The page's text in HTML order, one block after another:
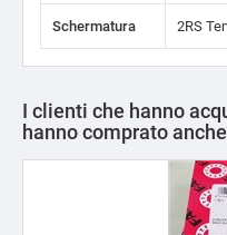
Schermatura 2RS
I clienti che hanno
hanno comprato